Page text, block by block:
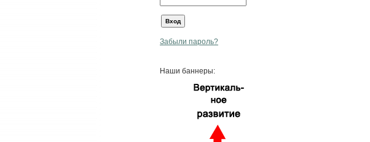
Забыли пароль?
Наши баннеры: